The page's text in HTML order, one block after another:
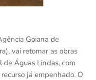
Goiana de
vai retomar as obras
de Águas Lindas, com
já empenhado. O